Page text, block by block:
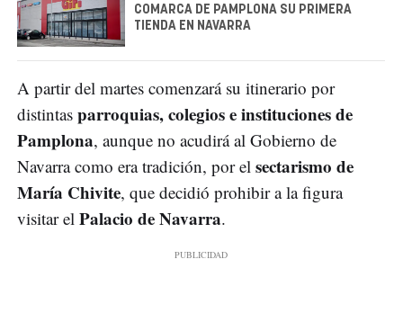
COMARCA DE PAMPLONA SU PRIMERA
TIENDA EN NAVARRA
A partir del martes comenzará su itinerario por
distintas parroquias, colegios e instituciones de
Pamplona, aunque no acudirá al Gobierno de
Navarra como era tradición, por el sectarismo de
María Chivite, que decidió prohibir a la figura
visitar el Palacio de Navarra.